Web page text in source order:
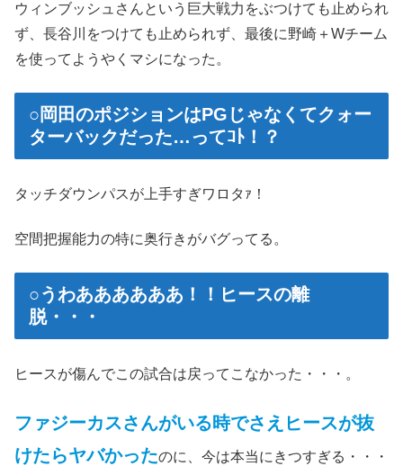
ウィンブッシュさんという巨大戦力をぶつけても止められ
ず、長谷川をつけても止められず、最後に野崎＋Wチーム
を使ってようやくマシになった。
○岡田のポジションはPGじゃなくてクォー
ターバックだった…ってｺﾄ！？
タッチダウンパスが上手すぎワロタｧ！
空間把握能力の特に奥行きがバグってる。
○うわああああああ！！ヒースの離
脱・・・
ヒースが傷んでこの試合は戻ってこなかった・・・。
ファジーカスさんがいる時でさえヒースが抜
けたらヤバかったのに、今は本当にきつすぎる・・・